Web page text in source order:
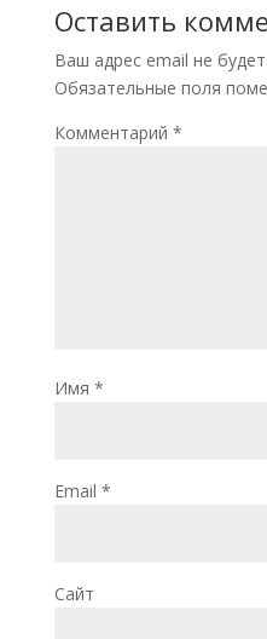
Оставить
Ваш адрес email не
Обязательные поля
Комментарий *
Имя *
Email *
Сайт